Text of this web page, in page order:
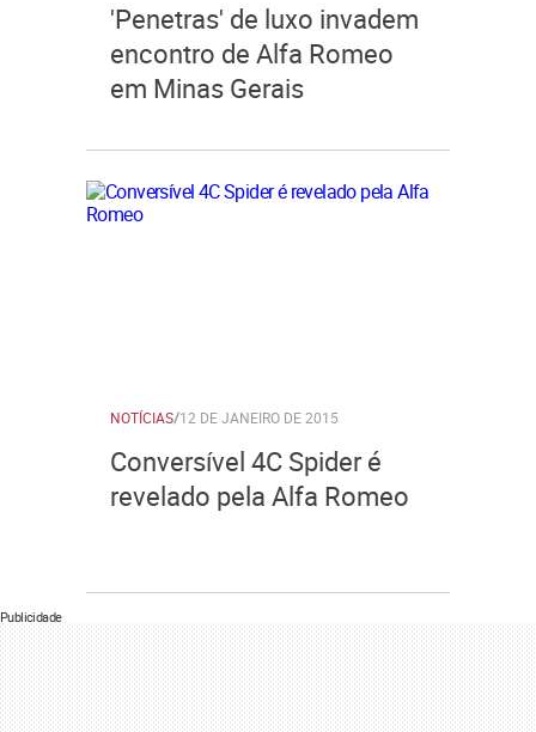
'Penetras' de luxo invadem
encontro de Alfa Romeo
em Minas Gerais
NOTÍCIAS/12 DE JANEIRO DE 2015
Conversível 4C Spider é
revelado pela Alfa Romeo
Publicidade